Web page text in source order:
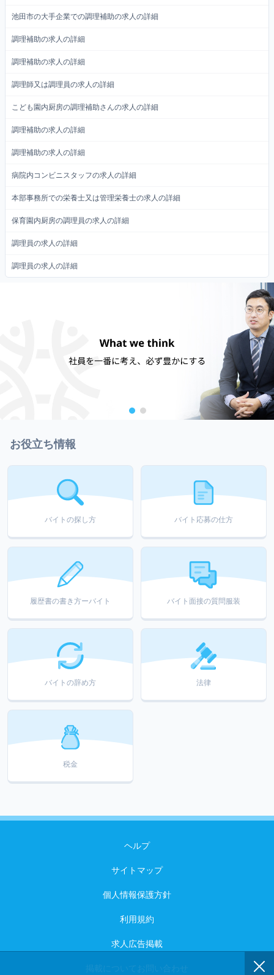
池田市の大手企業での調理補助の求人の詳細
調理補助の求人の詳細
調理補助の求人の詳細
調理師又は調理員の求人の詳細
こども園内厨房の調理補助さんの求人の詳細
調理補助の求人の詳細
調理補助の求人の詳細
病院内コンビニスタッフの求人の詳細
本部事務所での栄養士又は管理栄養士の求人の詳細
保育園内厨房の調理員の求人の詳細
調理員の求人の詳細
調理員の求人の詳細
お役立ち情報
バイトの探し方 バイト応募の仕方
履歴書の書き方ーバイト バイト面接の質問服装
バイトの辞め方 法律
税金
ヘルプ
サイトマップ
個人情報保護方針
利用規約
求人広告掲載
掲載についてお問い合わせ